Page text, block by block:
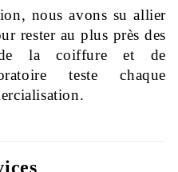
nous avons su allier
rester au plus près des
de la coiffure et de
teste chaque